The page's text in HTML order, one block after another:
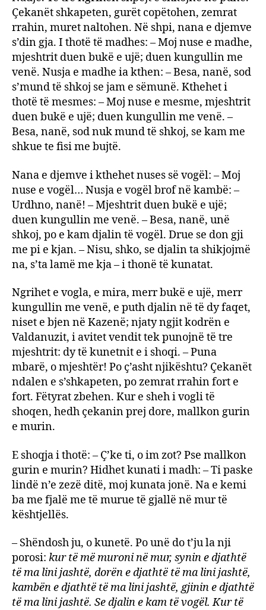
Çekanët shkapeten, gurët copëtohen, zemrat
rrahin, muret naltohen. Në shpi, nana e djemve
s’din gja. I thotë të madhes: – Moj nuse e madhe,
mjeshtrit duen bukë e ujë; duen kungullin me
venë. Nusja e madhe ia kthen: – Besa, nanë, sod
s’mund të shkoj se jam e sëmunë. Kthehet i
thotë të mesmes: – Moj nuse e mesme, mjeshtrit
duen bukë e ujë; duen kungullin me venë. –
Besa, nanë, sod nuk mund të shkoj, se kam me
shkue te fisi me bujtë.
Nana e djemve i kthehet nuses së vogël: – Moj
nuse e vogël… Nusja e vogël brof në kambë: –
Urdhno, nanë! – Mjeshtrit duen bukë e ujë;
duen kungullin me venë. – Besa, nanë, unë
shkoj, po e kam djalin të vogël. Drue se don gji
me pi e kjan. – Nisu, shko, se djalin ta shikjojmë
na, s’ta lamë me kja – i thonë të kunatat.
Ngrihet e vogla, e mira, merr bukë e ujë, merr
kungullin me venë, e puth djalin në të dy faqet,
niset e bjen në Kazenë; njaty ngjit kodrën e
Valdanuzit, i avitet vendit tek punojnë të tre
mjeshtrit: dy të kunetnit e i shoqi. – Puna
mbarë, o mjeshtër! Po ç’asht njikështu? Çekanët
ndalen e s’shkapeten, po zemrat rrahin fort e
fort. Fëtyrat zbehen. Kur e sheh i vogli të
shoqen, hedh çekanin prej dore, mallkon gurin
e murin.
E shoqja i thotë: – Ç’ke ti, o im zot? Pse mallkon
gurin e murin? Hidhet kunati i madh: – Ti paske
lindë n’e zezë ditë, moj kunata jonë. Na e kemi
ba me fjalë me të murue të gjallë në mur të
kështjellës.
– Shëndosh ju, o kunetë. Po unë do t’ju la nji
porosi: kur të më muroni në mur, synin e djathtë
të ma lini jashtë, dorën e djathtë të ma lini jashtë,
kambën e djathtë të ma lini jashtë, gjinin e djathtë
të ma lini jashtë. Se djalin e kam të vogël. Kur të